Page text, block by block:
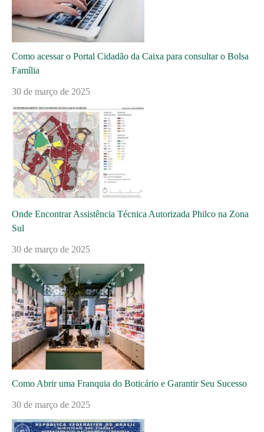
Como acessar o Portal Cidadão da Caixa para consultar o Bolsa
Família
30 de março de 2025
Onde Encontrar Assistência Técnica Autorizada Philco na Zona
Sul
30 de março de 2025
Como Abrir uma Franquia do Boticário e Garantir Seu Sucesso
30 de março de 2025